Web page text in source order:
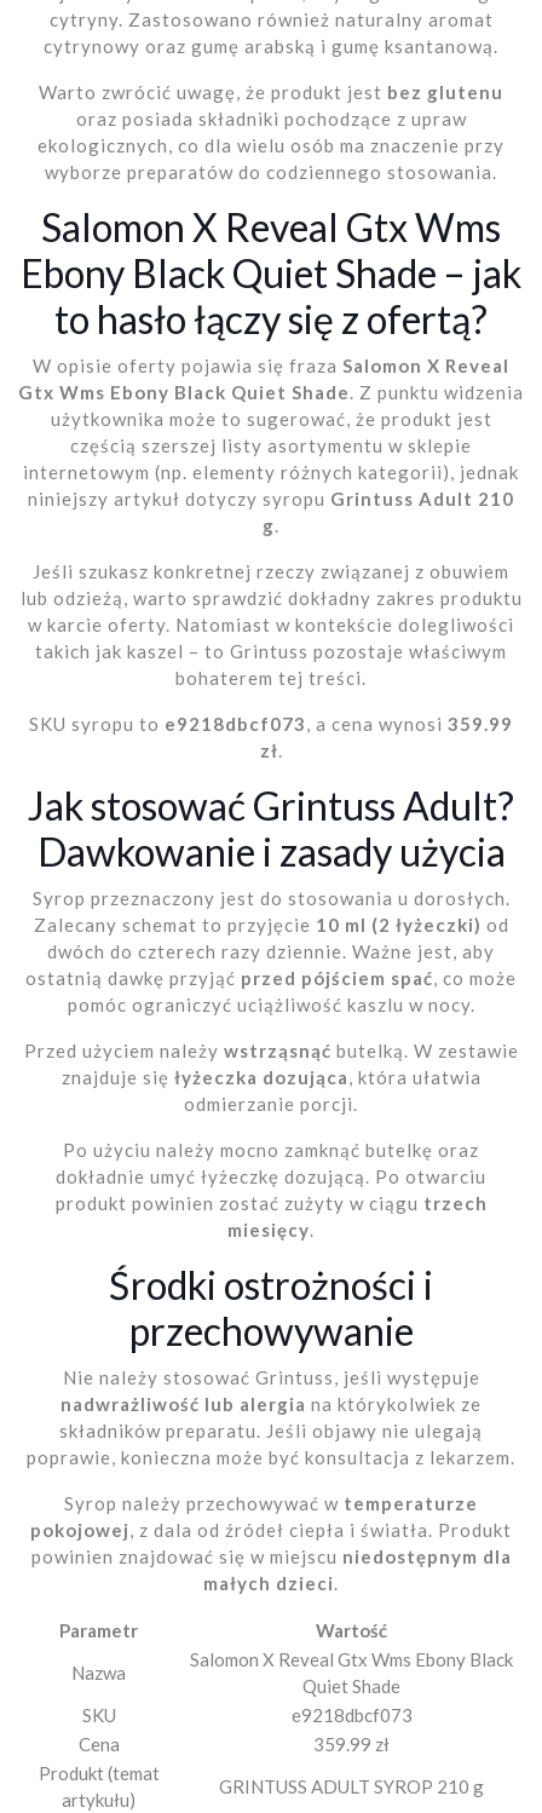
cytryny. Zastosowano również naturalny aromat
cytrynowy oraz gumę arabską i gumę ksantanową.
Warto zwrócić uwagę, że produkt jest bez glutenu
oraz posiada składniki pochodzące z upraw
ekologicznych, co dla wielu osób ma znaczenie przy
wyborze preparatów do codziennego stosowania.
Salomon X Reveal Gtx Wms
Ebony Black Quiet Shade – jak
to hasło łączy się z ofertą?
W opisie oferty pojawia się fraza Salomon X Reveal
Gtx Wms Ebony Black Quiet Shade. Z punktu widzenia
użytkownika może to sugerować, że produkt jest
częścią szerszej listy asortymentu w sklepie
internetowym (np. elementy różnych kategorii), jednak
niniejszy artykuł dotyczy syropu Grintuss Adult 210
g.
Jeśli szukasz konkretnej rzeczy związanej z obuwiem
lub odzieżą, warto sprawdzić dokładny zakres produktu
w karcie oferty. Natomiast w kontekście dolegliwości
takich jak kaszel – to Grintuss pozostaje właściwym
bohaterem tej treści.
SKU syropu to e9218dbcf073, a cena wynosi 359.99
zł.
Jak stosować Grintuss Adult?
Dawkowanie i zasady użycia
Syrop przeznaczony jest do stosowania u dorosłych.
Zalecany schemat to przyjęcie 10 ml (2 łyżeczki) od
dwóch do czterech razy dziennie. Ważne jest, aby
ostatnią dawkę przyjąć przed pójściem spać, co może
pomóc ograniczyć uciążliwość kaszlu w nocy.
Przed użyciem należy wstrząsnąć butelką. W zestawie
znajduje się łyżeczka dozująca, która ułatwia
odmierzanie porcji.
Po użyciu należy mocno zamknąć butelkę oraz
dokładnie umyć łyżeczkę dozującą. Po otwarciu
produkt powinien zostać zużyty w ciągu trzech
miesięcy.
Środki ostrożności i
przechowywanie
Nie należy stosować Grintuss, jeśli występuje
nadwrażliwość lub alergia na którykolwiek ze
składników preparatu. Jeśli objawy nie ulegają
poprawie, konieczna może być konsultacja z lekarzem.
Syrop należy przechowywać w temperaturze
pokojowej, z dala od źródeł ciepła i światła. Produkt
powinien znajdować się w miejscu niedostępnym dla
małych dzieci.
Parametr
Wartość
Nazwa
Salomon X Reveal Gtx Wms Ebony Black
Quiet Shade
SKU
e9218dbcf073
Cena
359.99 zł
Produkt (temat
artykułu)
GRINTUSS ADULT SYROP 210 g